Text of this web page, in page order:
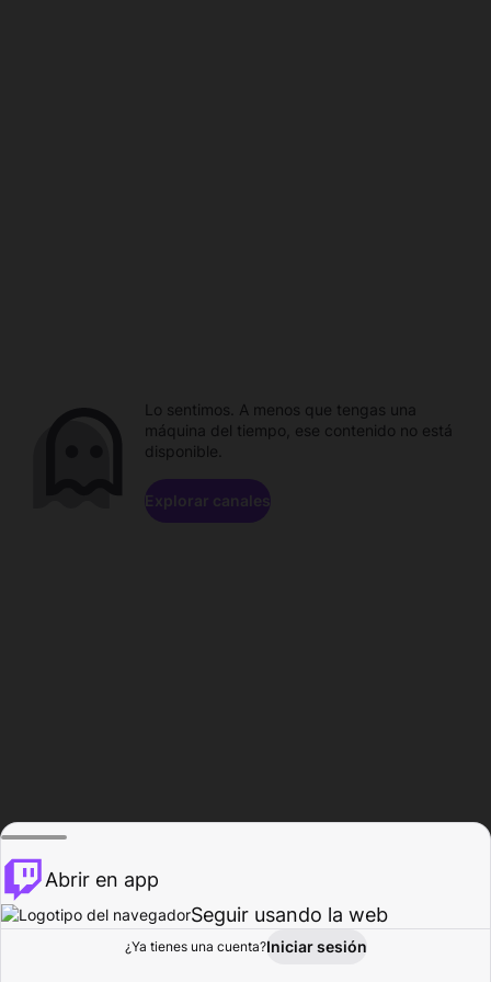
Explorar Actividad
Lo sentimos. A menos que tengas una
máquina del tiempo, ese contenido no está
disponible.
Explorar canales
Abrir en app
Seguir usando la web
¿Ya tienes una cuenta?Iniciar sesión